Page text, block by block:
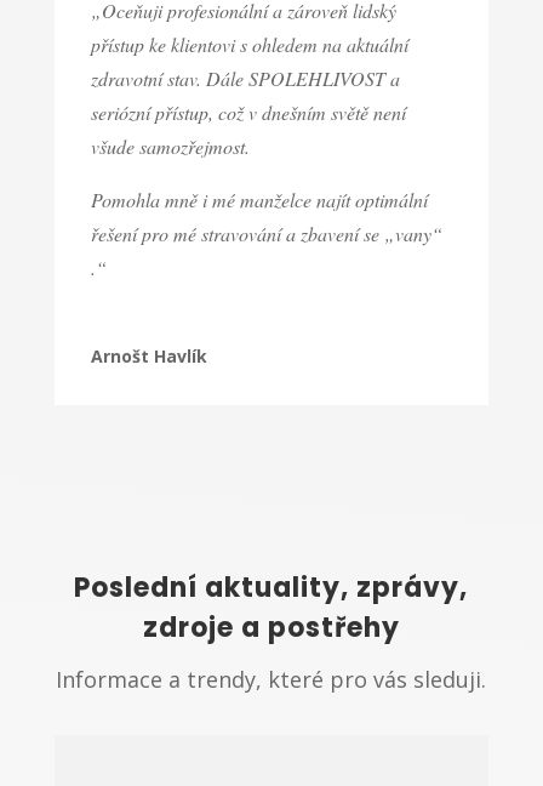
„Oceňuji profesionální a zároveň lidský
přístup ke klientovi s ohledem na aktuální
zdravotní stav. Dále SPOLEHLIVOST a
seriózní přístup, což v dnešním světě není
všude samozřejmost.
Pomohla mně i mé manželce najít optimální
řešení pro mé stravování a zbavení se „vany“
.“
Arnošt Havlík
Poslední aktuality, zprávy,
zdroje a postřehy
Informace a trendy, které pro vás sleduji.